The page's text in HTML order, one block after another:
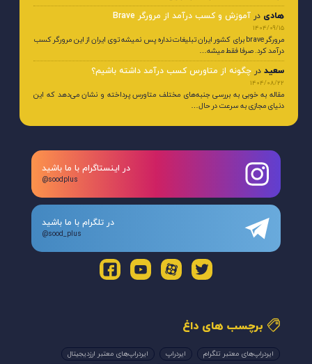
هادی در آموزش و کسب درآمد از مرورگر Brave
1404/09/15
مرورگر brave برای کشور ایران تبلیغات نداره پس نمیشه توی ایران از این مرورگر کسب
درآمد کرد. صرفا فقط میشه…
سعید در چگونه از متاورس کسب درآمد داشته باشیم؟
1404/08/22
مقاله به خوبی به بررسی جنبه‌های مختلف متاورس پرداخته و نشان می‌دهد که این
دنیای مجازی به سرعت در حال…
در اینستاگرام با ما باشید
@soodplus
در تلگرام با ما باشید
@sood_plus
برچسب های داغ
ایردراپ‌های معتبر تلگرام ایردراپ
ایردراپ‌های معتبر ارزدیجیتال